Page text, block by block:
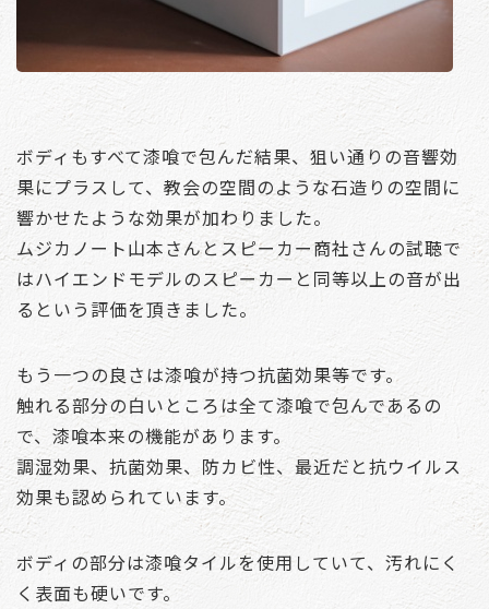
ボディもすべて漆喰で包んだ結果、狙い通りの音響効
果にプラスして、教会の空間のような石造りの空間に
響かせたような効果が加わりました。
ムジカノート山本さんとスピーカー商社さんの試聴で
はハイエンドモデルのスピーカーと同等以上の音が出
るという評価を頂きました。
もう一つの良さは漆喰が持つ抗菌効果等です。
触れる部分の白いところは全て漆喰で包んであるの
で、漆喰本来の機能があります。
調湿効果、抗菌効果、防カビ性、最近だと抗ウイルス
効果も認められています。
ボディの部分は漆喰タイルを使用していて、汚れにく
く表面も硬いです。